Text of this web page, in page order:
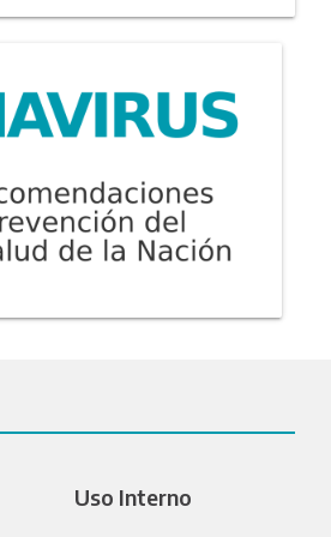
Uso Interno